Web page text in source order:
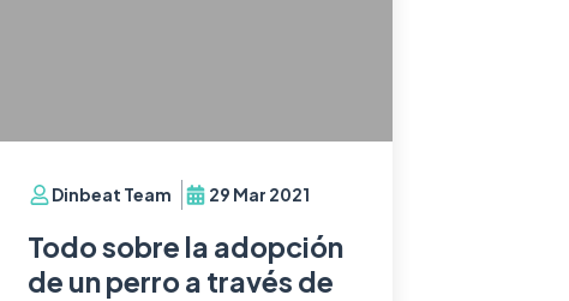
Dinbeat Team 29 Mar 2021
Todo sobre la adopción
de un perro a través de